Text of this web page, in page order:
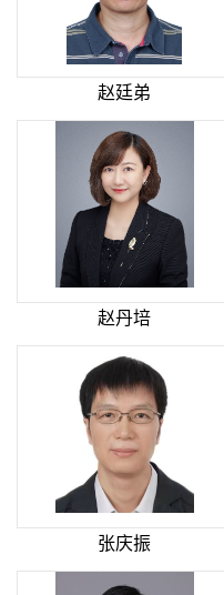
赵廷弟
赵丹培
张庆振